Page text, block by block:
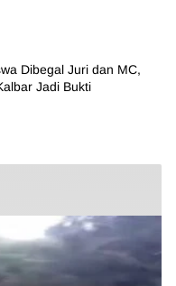
Dibegal Juri dan MC,
Jadi Bukti